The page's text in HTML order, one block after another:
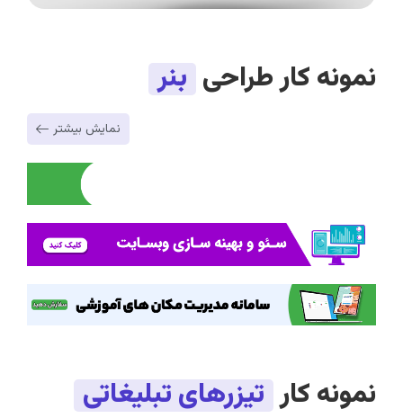
نمونه کار طراحی بنر
نمایش بیشتر
نمونه کار تیزرهای تبلیغاتی